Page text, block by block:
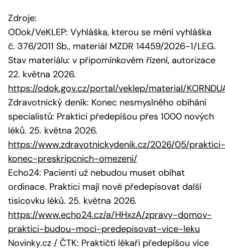
Zdroje:
ODok/VeKLEP: Vyhláška, kterou se mění vyhláška
č. 376/2011 Sb., materiál MZDR 14459/2026-1/LEG.
Stav materiálu: v připomínkovém řízení, autorizace
22. května 2026.
https://odok.gov.cz/portal/veklep/material/
Zdravotnický deník: Konec nesmyslného obíhání
specialistů: Praktici předepíšou přes 1000 nových
léků. 25. května 2026.
https://www.zdravotnickydenik.cz/2026/05/praktici-
konec-preskripcnich-omezeni/
Echo24: Pacienti už nebudou muset obíhat
ordinace. Praktici mají nově předepisovat další
tisícovku léků. 25. května 2026.
https://www.echo24.cz/a/HHxzA/zpravy-domov-
praktici-budou-moci-predepisovat-vice-leku
Novinky.cz / ČTK: Praktičtí lékaři předepíšou více